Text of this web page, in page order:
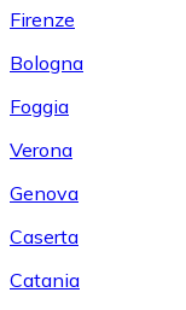
Firenze
Bologna
Foggia
Verona
Genova
Caserta
Catania